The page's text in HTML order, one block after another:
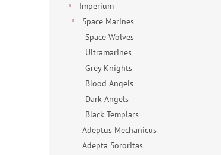
Imperium
Space Marines
Space Wolves
Ultramarines
Grey Knights
Blood Angels
Dark Angels
Black Templars
Adeptus Mechanicus
Adepta Sororitas